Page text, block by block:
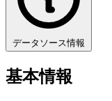
データソース情報
基本情報